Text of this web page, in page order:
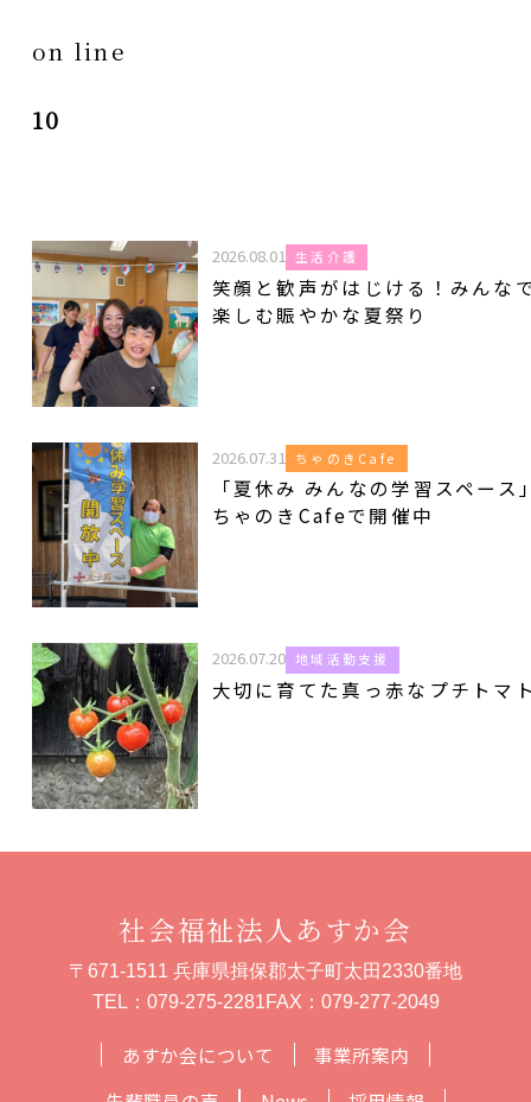
on line
10
2026.08.01 生活介護
笑顔と歓声がはじける！みんな
楽しむ賑やかな夏祭り
2026.07.31 ちゃのきCafe
「夏休み みんなの学習スペース
ちゃのきCafeで開催中
2026.07.20 地域活動支援
大切に育てた真っ赤なプチトマ
あすか会について
事業所案内
社会福祉法人あすか会
〒671-1511 兵庫県揖保郡太子町太田2330番地
TEL： 079-275-2281FAX：079-277-2049